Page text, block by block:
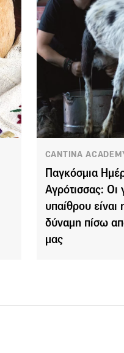
CANTINA
Παγκόσμια
Αγρότισσας: Οι
υπαίθρου είναι
δύναμη πίσω
μας